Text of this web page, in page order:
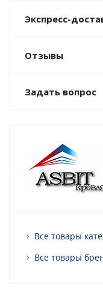
Экспресс-
Отзывы
Задать вопрос
Все товары
Все товары